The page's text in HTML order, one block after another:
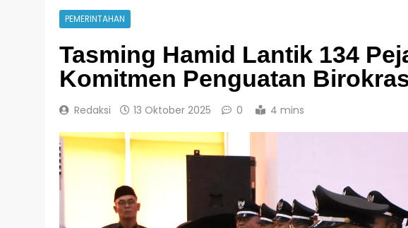
PEMERINTAHAN
Tasming Hamid Lantik 134
Komitmen Penguatan
Redaksi 13 Oktober 2025 0 4 mins